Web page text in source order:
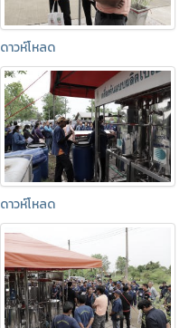
ดาวห์โหลด
ดาวห์โหลด